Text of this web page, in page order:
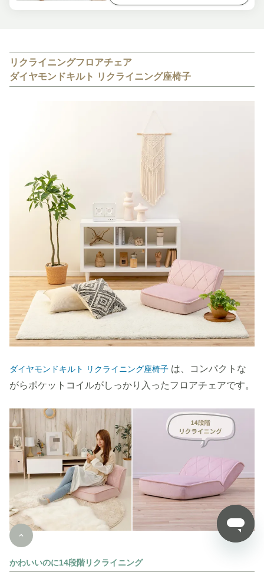
リクライニングフロアチェア
ダイヤモンドキルト リクライニング座椅子
ダイヤモンドキルト リクライニング座椅子 は、コンパクトな
がらポケットコイルがしっかり入ったフロアチェアです。
かわいいのに14段階リクライニング